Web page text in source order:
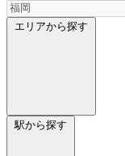
エリアから探す
駅から探す